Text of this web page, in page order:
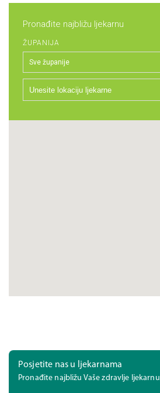
Posjetite nas u ljekarnama
Pronađite najbližu Vaše zdravlje ljekarnu